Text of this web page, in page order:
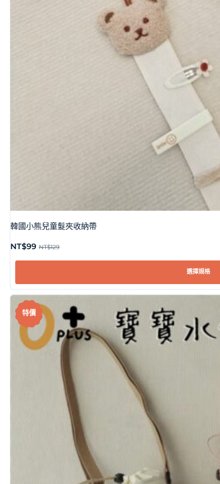
韓國小熊兒童髮夾收納帶
NT$129
NT$99
選擇規格
特價